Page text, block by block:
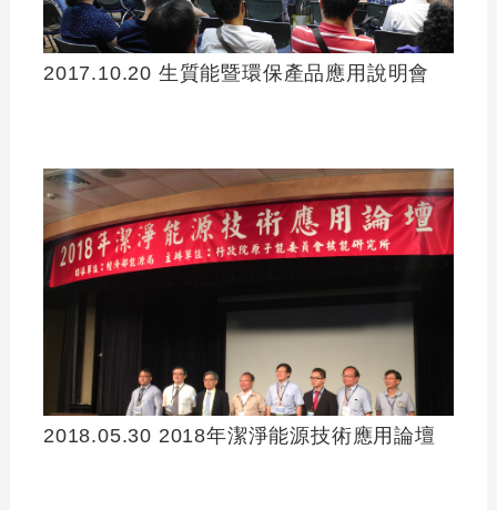
2017.10.20 生質能暨環保產品應用說明會
2018.05.30 2018年潔淨能源技術應用論壇